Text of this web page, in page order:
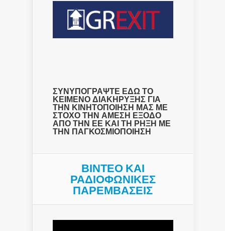
ΣΥΝΥΠΟΓΡΑΨΤΕ ΕΔΩ ΤΟ
ΚΕΙΜΕΝΟ ΔΙΑΚΗΡΥΞΗΣ ΓΙΑ
ΤΗΝ ΚΙΝΗΤΟΠΟΙΗΣΗ ΜΑΣ ΜΕ
ΣΤΟΧΟ ΤΗΝ ΑΜΕΣΗ ΕΞΟΔΟ
ΑΠΟ ΤΗΝ ΕΕ ΚΑΙ ΤΗ ΡΗΞΗ ΜΕ
ΤΗΝ ΠΑΓΚΟΣΜΙΟΠΟΙΗΣΗ
ΒΙΝΤΕΟ ΚΑΙ
ΡΑΔΙΟΦΩΝΙΚΕΣ
ΠΑΡΕΜΒΑΣΕΙΣ